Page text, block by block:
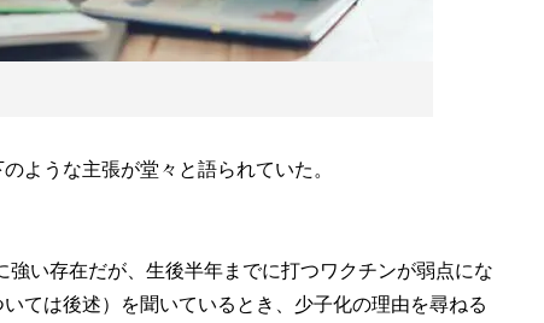
ような主張が堂々と語られていた。
強い存在だが、生後半年までに打つワクチンが弱点にな
ては後述）を聞いているとき、少子化の理由を尋ねる